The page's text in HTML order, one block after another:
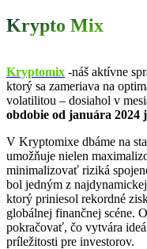
Krypto Mix
Kryptomix -náš aktívne
ktorý sa zameriava na
volatilitou – dosiahol v
obdobie od januára 2024
V Kryptomixe dbáme na
umožňuje nielen
minimalizovať riziká
bol jedným z
ktorý priniesol rekordné
globálnej finančnej scéne.
pokračovať, čo vytvára
príležitosti pre investorov.